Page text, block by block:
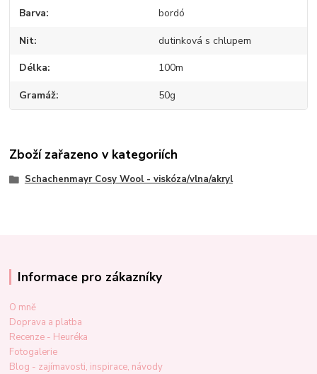
Barva bordó
Nit dutinková s chlupem
Délka 100m
Gramáž 50g
Zboží zařazeno v kategoriích
Schachenmayr Cosy Wool - viskóza/vlna/akryl
Informace pro zákazníky
O mně
Doprava a platba
Recenze - Heuréka
Fotogalerie
Blog - zajímavosti, inspirace, návody